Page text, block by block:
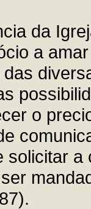
da
a
o
solicitar